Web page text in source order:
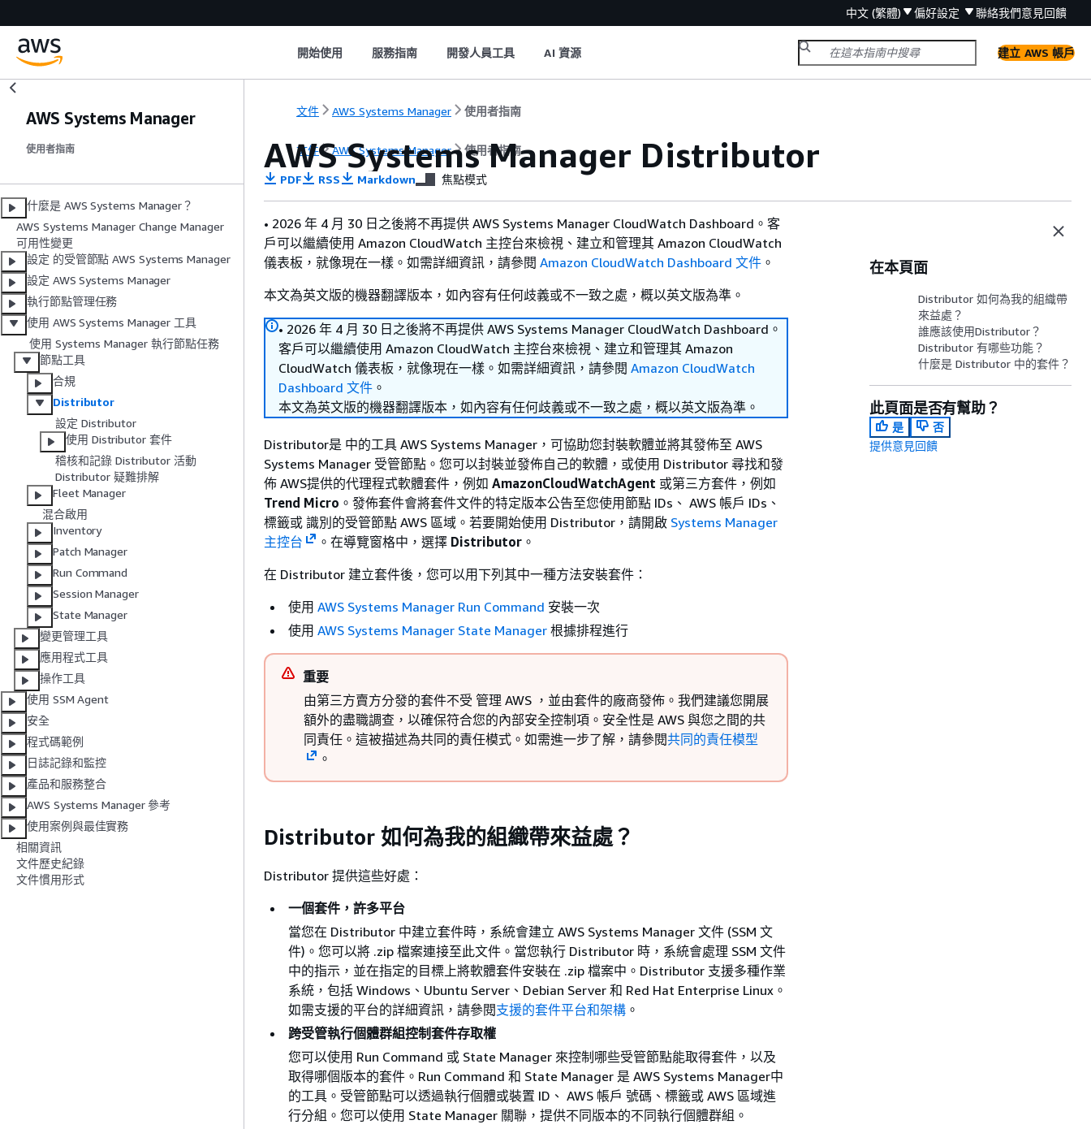
中文 (繁體) 偏好設定 聯絡我們意見回饋
開始使用 服務指南 開發人員工具 AI 資源 建立 AWS 帳戶
AWS Systems Manager
使用者指南
什麼是 AWS Systems Manager？
AWS Systems Manager Change Manager
可用性變更
設定 的受管節點 AWS Systems Manager
設定 AWS Systems Manager
執行節點管理任務
使用 AWS Systems Manager 工具
使用 Systems Manager 執行節點任務
節點工具
合規
Distributor
設定 Distributor
使用 Distributor 套件
稽核和記錄 Distributor 活動
Distributor 疑難排解
Fleet Manager
混合啟用
Inventory
Patch Manager
Run Command
Session Manager
State Manager
變更管理工具
應用程式工具
操作工具
使用 SSM Agent
安全
程式碼範例
日誌記錄和監控
產品和服務整合
AWS Systems Manager 參考
使用案例與最佳實務
相關資訊
文件歷史紀錄
文件慣用形式
文件 AWS Systems Manager 使用者指南
文件 AWS Systems Manager 使用者指南
AWS Systems Manager Distributor
PDF RSS Markdown 焦點模式
• 2026 年 4 月 30 日之後將不再提供 AWS Systems Manager CloudWatch Dashboard。客
戶可以繼續使用 Amazon CloudWatch 主控台來檢視、建立和管理其 Amazon CloudWatch
儀表板，就像現在一樣。如需詳細資訊，請參閱 Amazon CloudWatch Dashboard 文件 。
本文為英文版的機器翻譯版本，如內容有任何歧義或不一致之處，概以英文版為準。
• 2026 年 4 月 30 日之後將不再提供 AWS Systems Manager CloudWatch Dashboard。
客戶可以繼續使用 Amazon CloudWatch 主控台來檢視、建立和管理其 Amazon
CloudWatch 儀表板，就像現在一樣。如需詳細資訊，請參閱 Amazon CloudWatch
Dashboard 文件 。
本文為英文版的機器翻譯版本，如內容有任何歧義或不一致之處，概以英文版為準。
Distributor是 中的工具 AWS Systems Manager，可協助您封裝軟體並將其發佈至 AWS
Systems Manager 受管節點。您可以封裝並發佈自己的軟體，或使用 Distributor 尋找和發
佈 AWS提供的代理程式軟體套件，例如 AmazonCloudWatchAgent 或第三方套件，例如
Trend Micro 。發佈套件會將套件文件的特定版本公告至您使用節點 IDs、 AWS 帳戶 IDs、
標籤或 識別的受管節點 AWS 區域。若要開始使用 Distributor，請開啟 Systems Manager
主控台
。在導覽窗格中，選擇 Distributor。
在 Distributor 建立套件後，您可以用下列其中一種方法安裝套件：
使用 AWS Systems Manager Run Command 安裝一次
使用 AWS Systems Manager State Manager 根據排程進行
重要
由第三方賣方分發的套件不受 管理 AWS ，並由套件的廠商發佈。我們建議您開展
額外的盡職調查，以確保符合您的內部安全控制項。安全性是 AWS 與您之間的共
同責任。這被描述為共同的責任模式。如需進一步了解，請參閱共同的責任模型
。
Distributor 如何為我的組織帶來益處？
Distributor 提供這些好處：
一個套件，許多平台
當您在 Distributor 中建立套件時，系統會建立 AWS Systems Manager 文件 (SSM 文
件)。您可以將 .zip 檔案連接至此文件。當您執行 Distributor 時，系統會處理 SSM 文件
中的指示，並在指定的目標上將軟體套件安裝在 .zip 檔案中。Distributor 支援多種作業
系統，包括 Windows、Ubuntu Server、Debian Server 和 Red Hat Enterprise Linux。
如需支援的平台的詳細資訊，請參閱支援的套件平台和架構 。
跨受管執行個體群組控制套件存取權
您可以使用 Run Command 或 State Manager 來控制哪些受管節點能取得套件，以及
取得哪個版本的套件。Run Command 和 State Manager 是 AWS Systems Manager中
的工具。受管節點可以透過執行個體或裝置 ID、 AWS 帳戶 號碼、標籤或 AWS 區域進
行分組。您可以使用 State Manager 關聯，提供不同版本的不同執行個體群組。
在本頁面
Distributor 如何為我的組織帶
來益處？
誰應該使用Distributor？
Distributor 有哪些功能？
什麼是 Distributor 中的套件？
此頁面是否有幫助？
是
否
提供意見回饋